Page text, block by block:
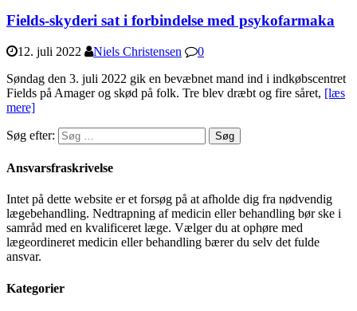
Fields-skyderi sat i forbindelse med psykofarmaka
12. juli 2022 Niels Christensen
0
Søndag den 3. juli 2022 gik en bevæbnet mand ind i indkøbscentret
Fields på Amager og skød på folk. Tre blev dræbt og fire såret, [læs
mere]
Søg efter:
Ansvarsfraskrivelse
Intet på dette website er et forsøg på at afholde dig fra nødvendig
lægebehandling. Nedtrapning af medicin eller behandling bør ske i
samråd med en kvalificeret læge. Vælger du at ophøre med
lægeordineret medicin eller behandling bærer du selv det fulde
ansvar.
Kategorier